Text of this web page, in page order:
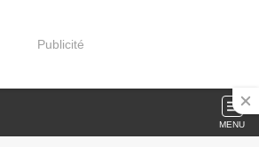
Publicité
MENU